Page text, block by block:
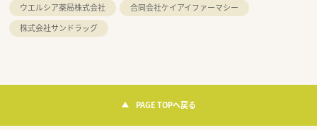
ウエルシア薬局株式会社
合同会社ケイアイファーマシー
株式会社サンドラッグ
PAGE TOPへ戻る